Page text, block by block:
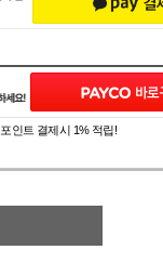
포인트 결제시 1% 적립!